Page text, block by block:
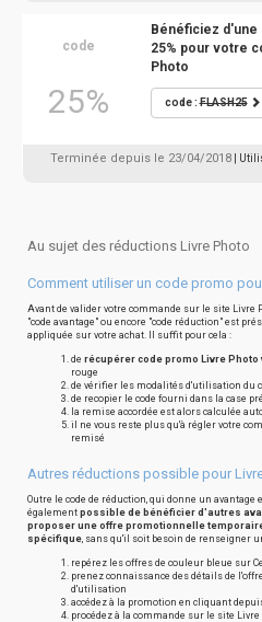
code
25%
Bénéficiez d'une
25% pour votre
Photo
code :FLASH25
Terminée depuis le 23/04/2018 |
Au sujet des réductions Livre Photo
Comment utiliser un code promo
Avant de valider votre commande sur le site Livre
"code avantage" ou encore "code réduction" est
appliquée sur votre achat. Il suffit pour cela :
de récupérer code promo Livre Photo
rouge
de vérifier les modalités d'utilisation du
de recopier le code fourni dans la case
la remise accordée est alors calculée
il ne vous reste plus qu'à régler votre
remisé
Autres réductions possible pour
Outre le code de réduction, qui donne un avantage
également possible de bénéficier d'autres
proposer une offre promotionnelle
spécifique, sans qu'il soit besoin de renseigner
repérez les offres de couleur bleue sur
prenez connaissance des détails de
d'utilisation
accédez à la promotion en cliquant
procédez à la commande sur le site